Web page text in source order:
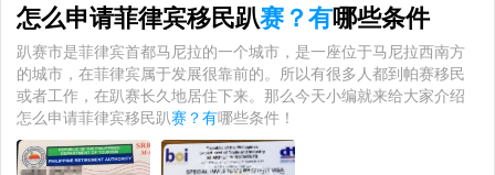
怎么申请菲律宾移民趴赛？有哪些条件
趴赛市是菲律宾首都马尼拉的一个城市，是一座位于马尼拉西南方
的城市，在菲律宾属于发展很靠前的。所以有很多人都到帕赛移民
或者工作，在趴赛长久地居住下来。那么今天小编就来给大家介绍
怎么申请菲律宾移民趴赛？有哪些条件！